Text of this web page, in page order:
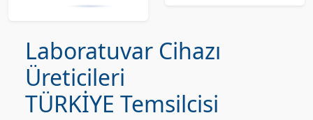
Laboratuvar Cihazı
Üreticileri
TÜRKİYE Temsilcisi